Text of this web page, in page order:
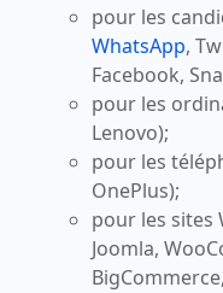
pour les
WhatsApp,
Facebook,
pour les
Lenovo);
pour les
OnePlus);
pour les sites
Joomla,